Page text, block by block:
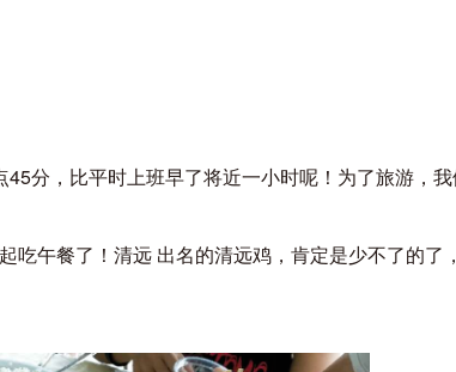
分，比平时上班早了将近一小时呢！为了旅游，我
午餐了！清远 出名的清远鸡，肯定是少不了的了